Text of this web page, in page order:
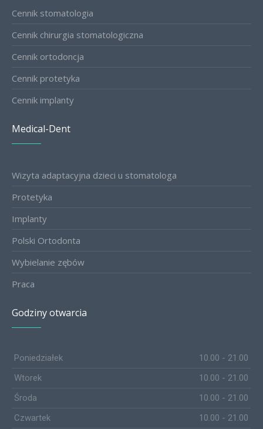
Cennik stomatologia
Cennik chirurgia stomatologiczna
Cennik ortodoncja
Cennik protetyka
Cennik implanty
Medical-Dent
Wizyta adaptacyjna dzieci u stomatologa
Protetyka
Implanty
Polski Ortodonta
Wybielanie zębów
Praca
Godziny otwarcia
Poniedziałek
10.00 - 21.00
Wtorek
10.00 - 21.00
Środa
10.00 - 21.00
Czwartek
10.00 - 21.00